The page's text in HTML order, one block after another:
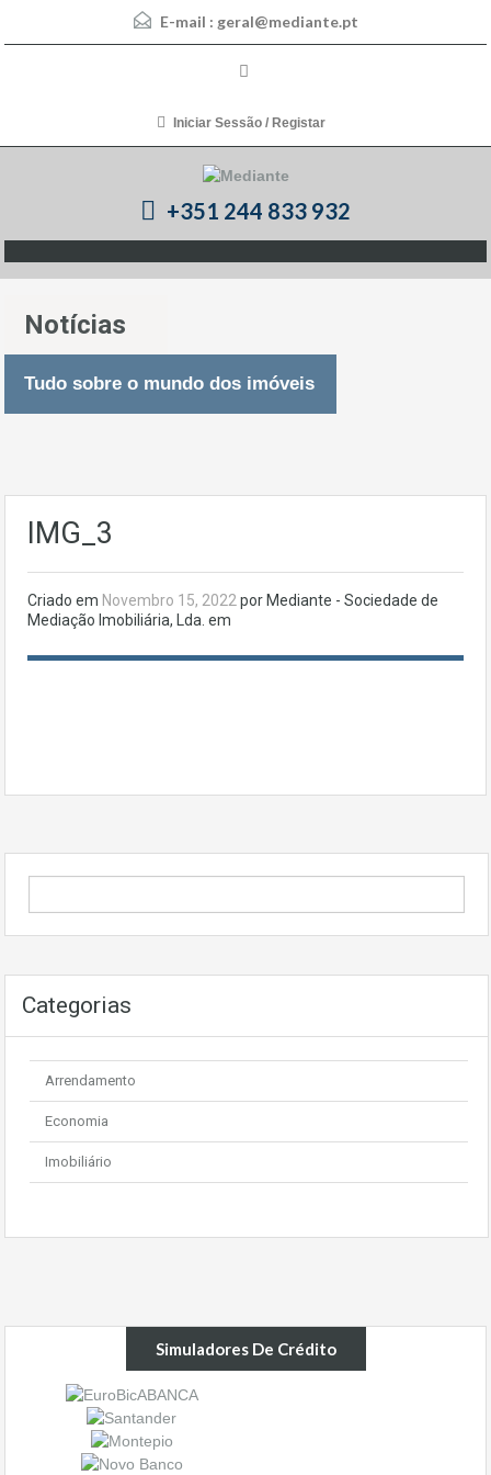
E-mail : geral@mediante.pt
Iniciar Sessão / Registar
+351 244 833 932
Notícias
Tudo sobre o mundo dos imóveis
IMG_3
Criado em Novembro 15, 2022por Mediante - Sociedade de
Mediação Imobiliária, Lda. em
Categorias
Arrendamento
Economia
Imobiliário
Simuladores De Crédito